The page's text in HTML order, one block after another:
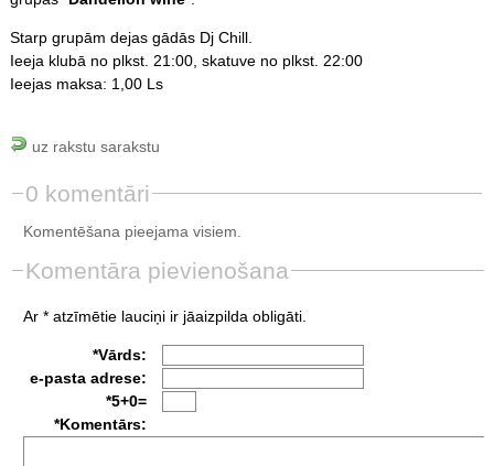
Starp grupām dejas gādās Dj Chill.
Ieeja klubā no plkst. 21:00, skatuve no plkst. 22:00
Ieejas maksa: 1,00 Ls
uz rakstu sarakstu
0 komentāri
Komentēšana pieejama visiem.
Komentāra pievienošana
Ar * atzīmētie lauciņi ir jāaizpilda obligāti.
*Vārds:
e-pasta adrese:
*5+0=
*Komentārs: